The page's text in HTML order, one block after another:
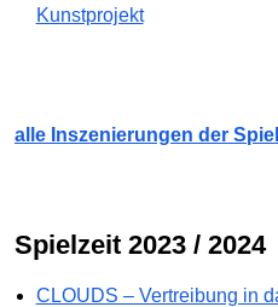
Kunstprojekt
alle Inszenierungen der
Spielzeit 2023 / 2024
CLOUDS – Vertreibung in